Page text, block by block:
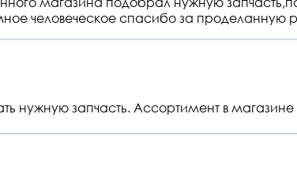
человеческое спасибо за проделанную
нужную запчасть. Ассортимент в